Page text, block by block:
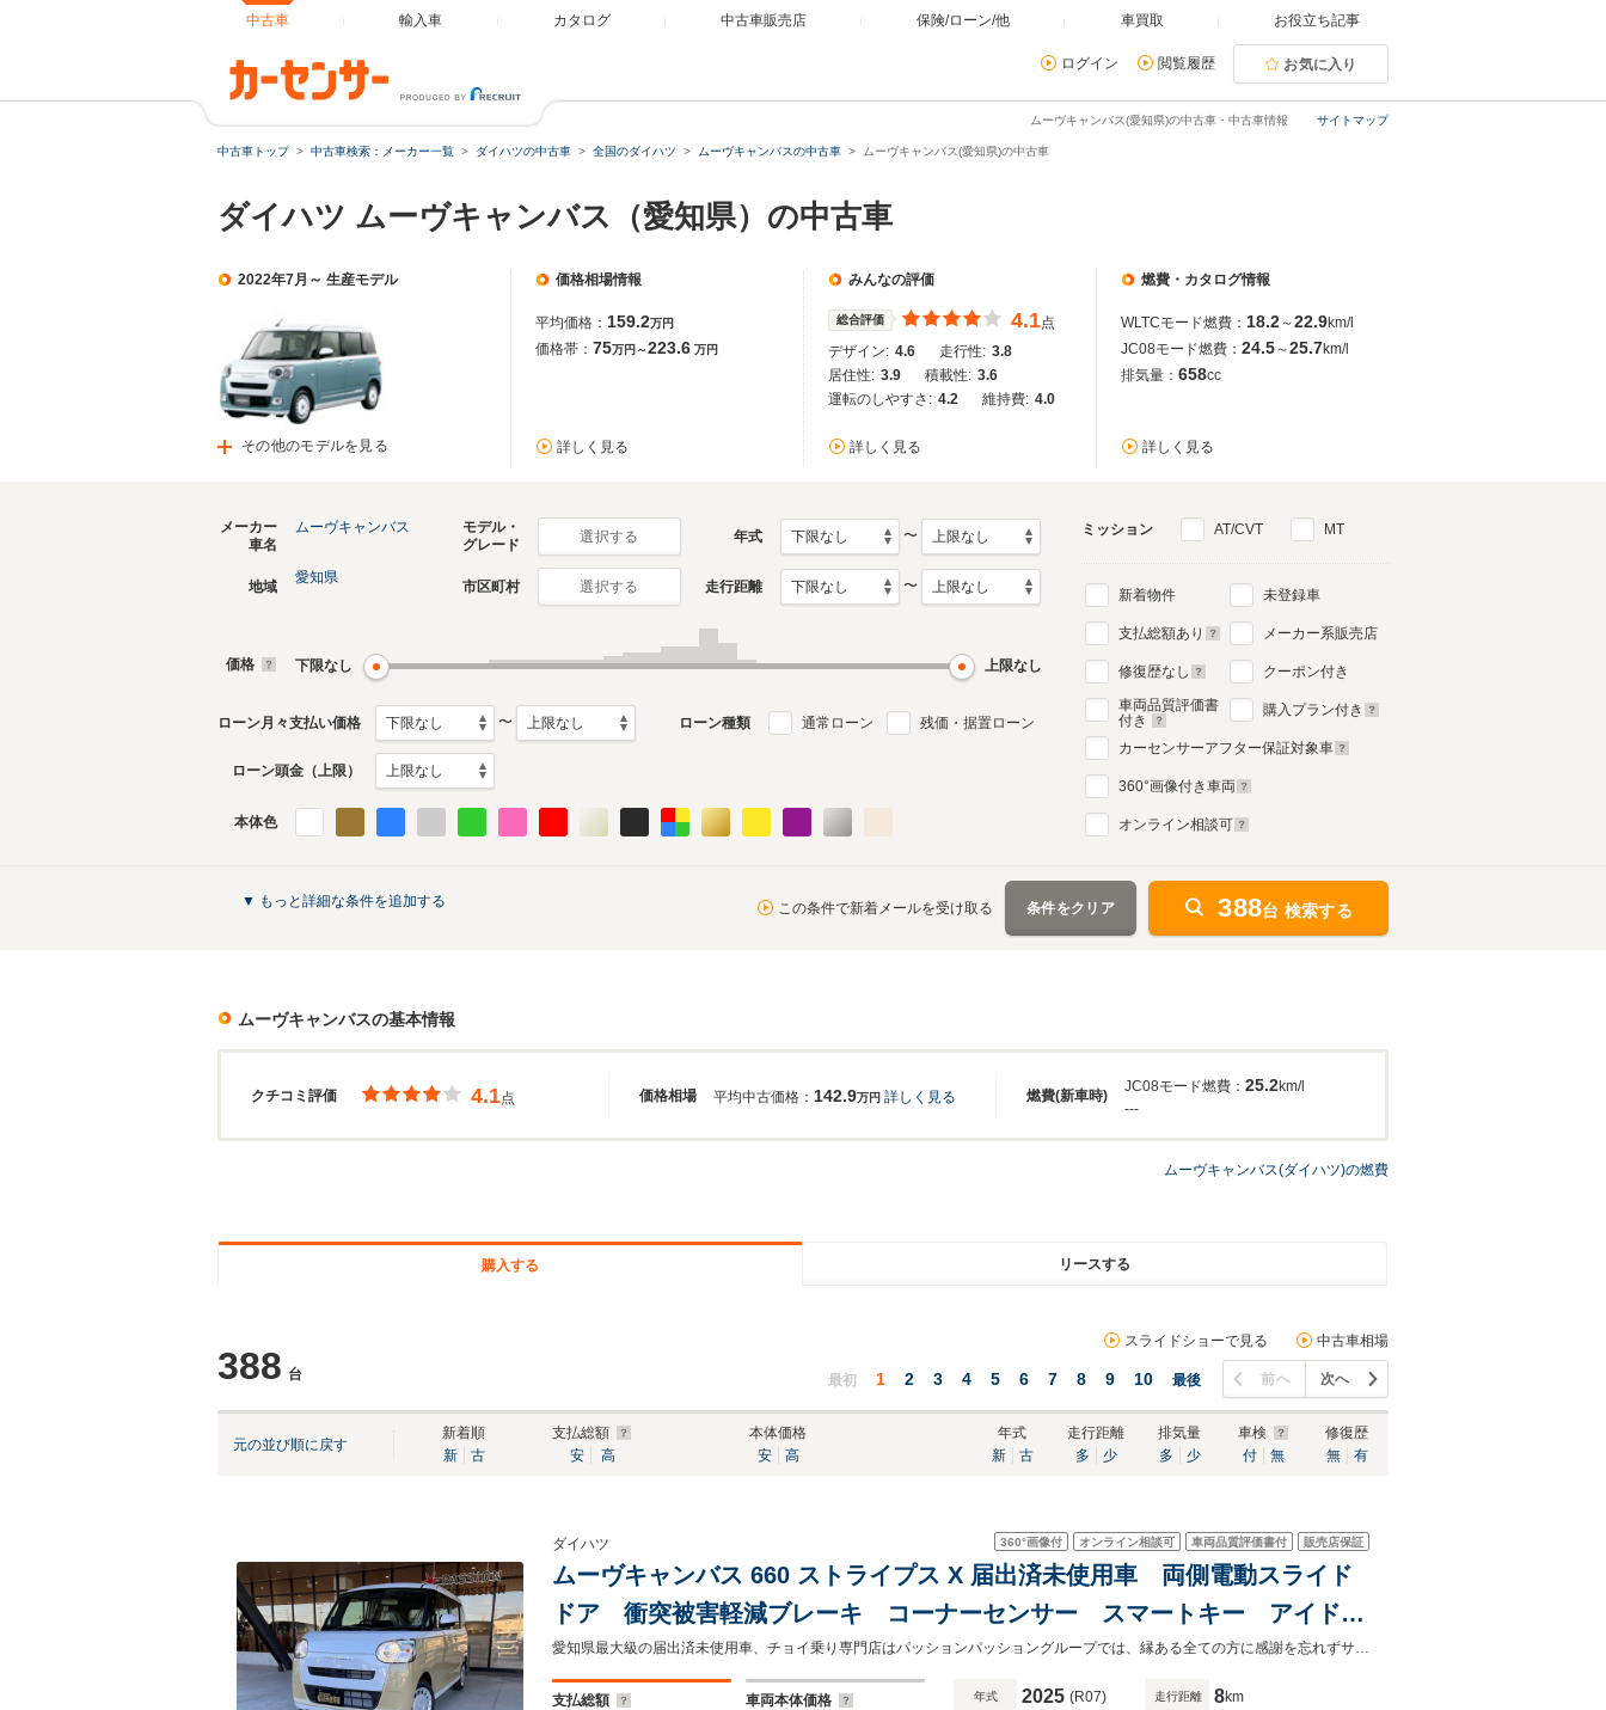
中古車 輸入車 カタログ 中古車販売店 保険/ローン/他 車買取 お役立ち記事
ログイン 閲覧履歴 お気に入り
サイトマップ
ムーヴキャンバス(愛知県)の中古車・中古車情報
中古車トップ 中古車検索：メーカー一覧 ダイハツの中古車 全国のダイハツ ムーヴキャンバスの中古車 ムーヴキャンバス(愛知県)の中古車
ダイハツ ムーヴキャンバス（愛知県）の中古車
2022年7月～ 生産モデル
その他のモデルを見る
価格相場情報
平均価格： 159.2万円
価格帯： 75万円～223.6 万円
詳しく見る
みんなの評価
総合評価 4.1点
デザイン: 4.6 走行性: 3.8
居住性: 3.9 積載性: 3.6
運転のしやすさ: 4.2 維持費: 4.0
詳しく見る
燃費・カタログ情報
WLTCモード燃費： 18.2～22.9km/l
JC08モード燃費： 24.5～25.7km/l
排気量： 658cc
詳しく見る
生産モデル
ムーヴキャンバスのカタログを見る
メーカー
車名
ムーヴキャンバス
モデル・
グレード
選択する 年式 〜
地域
愛知県
市区町村 選択する 走行距離 〜
価格 下限なし 上限なし
ローン月々支払い価格 〜 ローン種類 通常ローン 残価・据置ローン
ローン頭金（上限）
本体色
ミッション AT/CVT MT
新着物件
支払総額あり
修復歴なし
車両品質評価書
付き
未登録車
メーカー系販売店
クーポン付き
購入プラン付き
カーセンサーアフター保証対象車
360°画像付き車両
オンライン相談可
▼ もっと詳細な条件を追加する この条件で新着メールを受け取る 条件をクリア 388台 検索する
ムーヴキャンバスの基本情報
クチコミ評価 価格相場 燃費(新車時)
4.1点 平均中古価格： 142.9万円 詳しく見る
JC08モード燃費： 25.2km/l
---
ムーヴキャンバス(ダイハツ)の燃費
購入する リースする
388 台
スライドショーで見る 中古車相場
最初 1 2 3 4 5 6 7 8 9 10 最後 前へ 次へ
元の並び順に戻す
新着順
新
古
支払総額
安
高
本体価格
安
高
年式
新
古
走行距離
多
少
排気量
多
少
車検
付
無
修復歴
無
有
360°画像付 オンライン相談可 車両品質評価書付 販売店保証
ダイハツ
ムーヴキャンバス 660 ストライプス X 届出済未使用車 両側電動スライド
ドア 衝突被害軽減ブレーキ コーナーセンサー スマートキー アイドリ
ングストップ バックカメラ 横滑り防止機能 ベンチシート オートエア
コン パワーウインドウ
愛知県最大級の届出済未使用車、チョイ乗り専門店はパッションパッショングループでは、縁ある全ての方に感謝を忘れずサービスの向上と笑顔でお客様をお迎えします。
支払総額 車両本体価格 年式 2025 (R07) 走行距離 8km